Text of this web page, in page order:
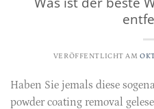
VERÖFFENTLICHT AM
Haben Sie jemals diese
powder coating removal